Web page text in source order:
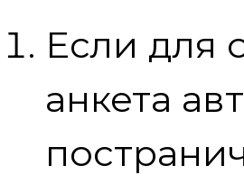
Если для
анкета